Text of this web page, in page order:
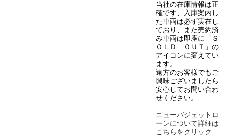
当社の在庫情報は正
確です、入庫案内し
た車両は必ず実在し
ており、また売約済
み車両は即座に「Ｓ
ＯＬＤ ＯＵＴ」の
アイコンに変えてい
ます。
遠方のお客様でもご
興味ございましたら
安心してお問い合わ
せください。
ニューバジェットロ
ーンについて詳細は
こちらをクリック